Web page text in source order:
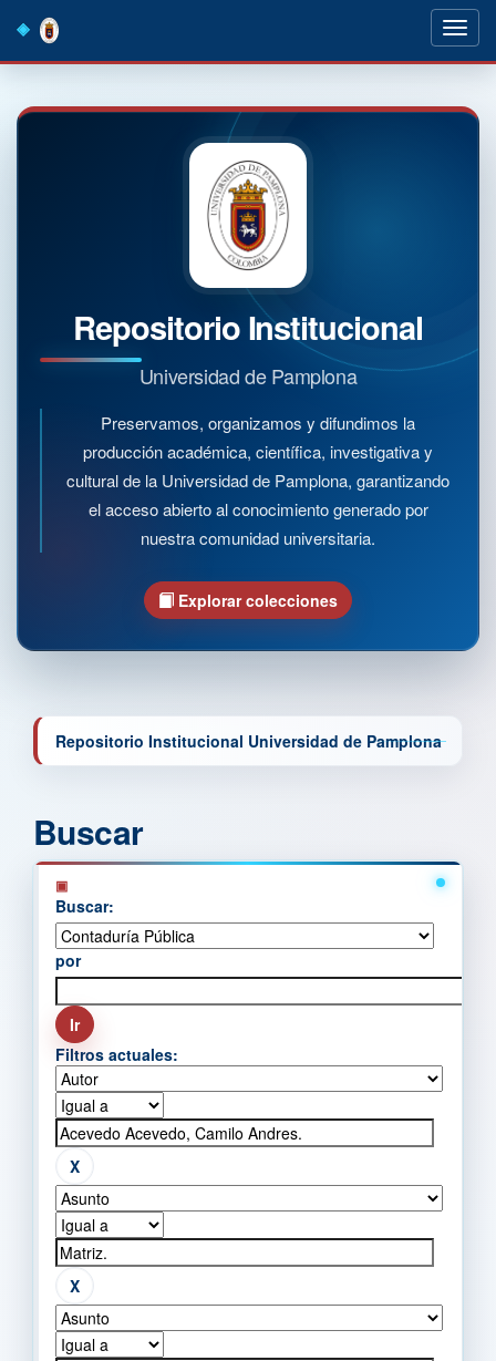
navigation
Repositorio Institucional
Universidad de Pamplona
Preservamos, organizamos y difundimos la
producción académica, científica, investigativa y
cultural de la Universidad de Pamplona, garantizando
el acceso abierto al conocimiento generado por
nuestra comunidad universitaria.
Explorar colecciones
Repositorio Institucional Universidad de Pamplona
Buscar
Buscar:
por
Filtros actuales: